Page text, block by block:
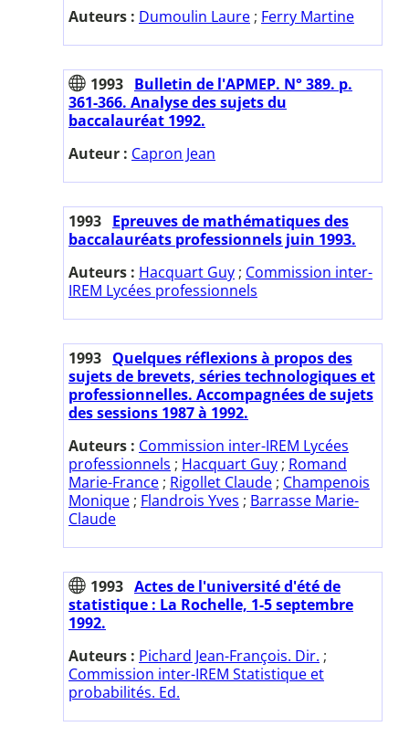
Auteurs : Dumoulin Laure ; Ferry Martine
1993 Bulletin de l'APMEP. N° 389. p.
361-366. Analyse des sujets du
baccalauréat 1992.
Auteur : Capron Jean
1993 Epreuves de mathématiques des
baccalauréats professionnels juin 1993.
Auteurs : Hacquart Guy ; Commission inter-
IREM Lycées professionnels
1993 Quelques réflexions à propos des
sujets de brevets, séries technologiques et
professionnelles. Accompagnées de sujets
des sessions 1987 à 1992.
Auteurs : Commission inter-IREM Lycées
professionnels ; Hacquart Guy ; Romand
Marie-France ; Rigollet Claude ; Champenois
Monique ; Flandrois Yves ; Barrasse Marie-
Claude
1993 Actes de l'université d'été de
statistique : La Rochelle, 1-5 septembre
1992.
Auteurs : Pichard Jean-François. Dir. ;
Commission inter-IREM Statistique et
probabilités. Ed.